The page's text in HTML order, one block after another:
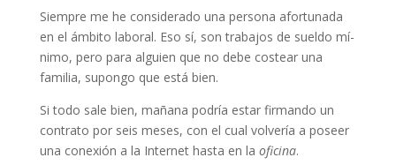
Siempre me he considerado una persona afortunada
en el ámbito laboral. Eso sí, son trabajos de sueldo mí­
nimo, pero para alguien que no debe costear una
familia, supongo que está bien.
Si todo sale bien, mañana podría estar firmando un
contrato por seis meses, con el cual volvería a poseer
una conexión a la Internet hasta en la oficina.